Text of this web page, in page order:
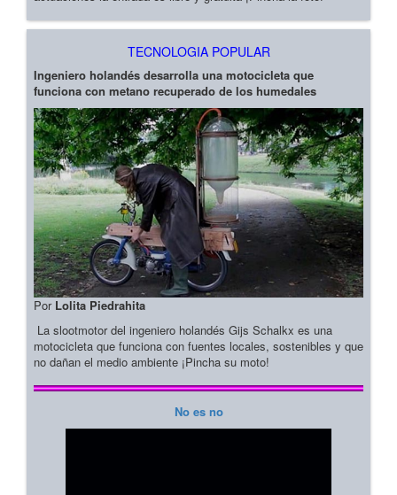
TECNOLOGIA POPULAR
Ingeniero holandés desarrolla una motocicleta que
funciona con metano recuperado de los humedales
Por Lolita Piedrahita
La slootmotor del ingeniero holandés Gijs Schalkx es una
motocicleta que funciona con fuentes locales, sostenibles y que
no dañan el medio ambiente ¡Pincha su moto!
No es no